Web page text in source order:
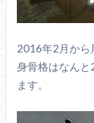
2016年2月から
身骨格はなんと
ます。